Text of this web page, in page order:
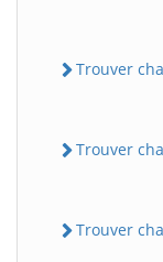
Trouver
Trouver
Trouver